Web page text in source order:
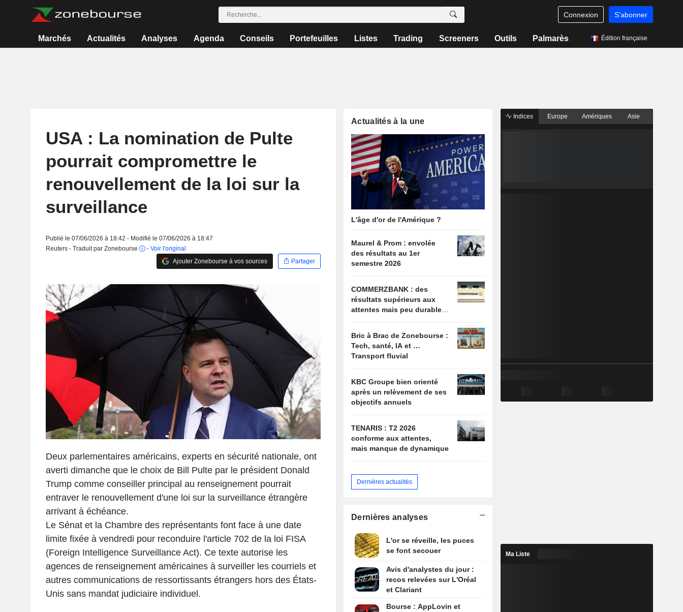
Connexion S'abonner
Marchés Actualités Analyses Agenda Conseils Portefeuilles Listes Trading Screeners Outils Palmarès Édition française
USA : La nomination de Pulte
pourrait compromettre le
renouvellement de la loi sur la
surveillance
Publié le 07/06/2026 à 18:42 - Modifié le 07/06/2026 à 18:47
Reuters - Traduit par Zonebourse
- Voir l'original
Ajouter Zonebourse à vos sources
Partager
Deux parlementaires américains, experts en sécurité nationale, ont
averti dimanche que le choix de Bill Pulte par le président Donald
Trump comme conseiller principal au renseignement pourrait
entraver le renouvellement d'une loi sur la surveillance étrangère
arrivant à échéance.
Le Sénat et la Chambre des représentants font face à une date
limite fixée à vendredi pour reconduire l'article 702 de la loi FISA
(Foreign Intelligence Surveillance Act). Ce texte autorise les
agences de renseignement américaines à surveiller les courriels et
autres communications de ressortissants étrangers hors des États-
Unis sans mandat judiciaire individuel.
Actualités à la une
L'âge d'or de l'Amérique ?
Maurel & Prom : envolée
des résultats au 1er
semestre 2026
COMMERZBANK : des
résultats supérieurs aux
attentes mais peu durables,
Bric à Brac de Zonebourse :
Tech, santé, IA et …
Transport fluvial
KBC Groupe bien orienté
après un relèvement de ses
objectifs annuels
TENARIS : T2 2026
conforme aux attentes,
mais manque de dynamique
Dernières actualités
Dernières analyses
L'or se réveille, les puces
se font secouer
Avis d'analystes du jour :
recos relevées sur L'Oréal
et Clariant
Bourse : AppLovin et
Indices Europe Amériques Asie
Ma Liste